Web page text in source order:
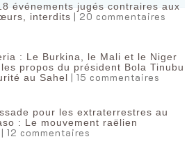
événements jugés contraires aux
interdits | 20 commentaires
: Le Burkina, le Mali et le Niger
propos du président Bola Tinubu
au Sahel | 15 commentaires
pour les extraterrestres au
: Le mouvement raëlien
| 12 commentaires